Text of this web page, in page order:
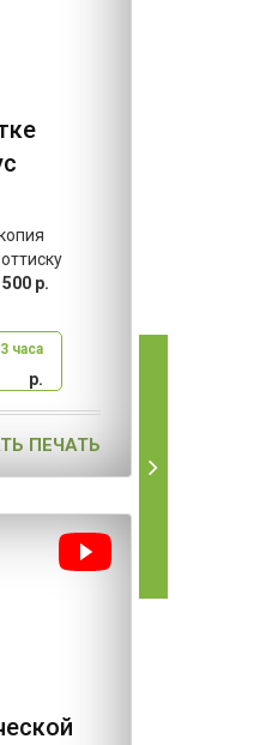
р.
часа
р.
ПЕЧАТЬ